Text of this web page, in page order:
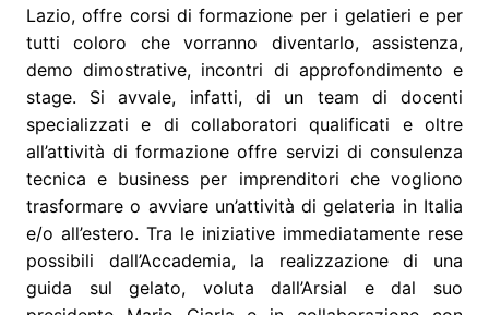
Lazio, offre corsi di formazione per i gelatieri e per
tutti coloro che vorranno diventarlo, assistenza,
demo dimostrative, incontri di approfondimento e
stage. Si avvale, infatti, di un team di docenti
specializzati e di collaboratori qualificati e oltre
all’attività di formazione offre servizi di consulenza
tecnica e business per imprenditori che vogliono
trasformare o avviare un’attività di gelateria in Italia
e/o all’estero. Tra le iniziative immediatamente rese
possibili dall’Accademia, la realizzazione di una
guida sul gelato, voluta dall’Arsial e dal suo